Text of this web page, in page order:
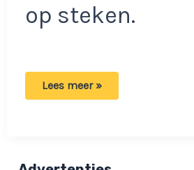
op steken.
Nederlandse
vrachtwagenchauffeur
Lees meer »